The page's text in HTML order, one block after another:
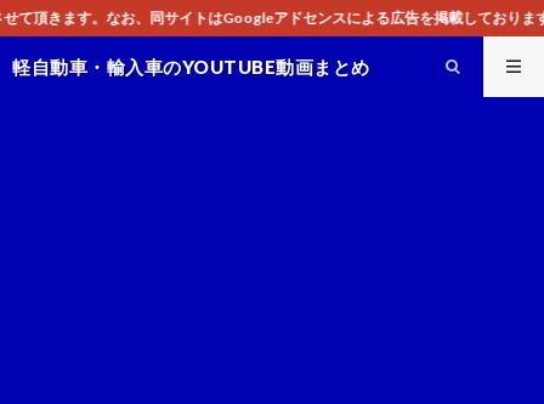
トはGoogleアドセンスによる広告を掲載しております。
軽自動車・輸入車のYOUTUBE動画まとめ